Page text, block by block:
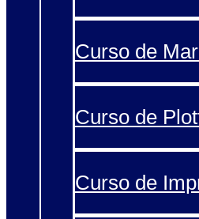
Curso de
Curso de
Curso de